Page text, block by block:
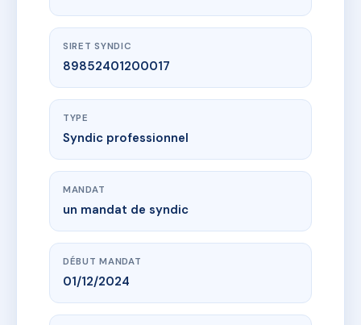
SIRET SYNDIC
89852401200017
TYPE
Syndic professionnel
MANDAT
un mandat de syndic
DÉBUT MANDAT
01/12/2024